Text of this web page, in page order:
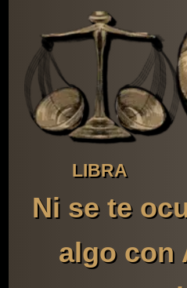
LIBRA
Ni se te
algo con